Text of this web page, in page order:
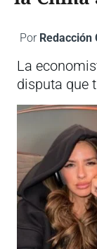
Por Redacción
La
disputa que